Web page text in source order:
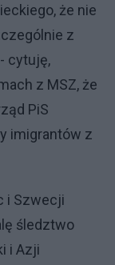
że nie
z
cytuję,
z MSZ, że
PiS
imigrantów z
i Szwecji
śledztwo
i Azji